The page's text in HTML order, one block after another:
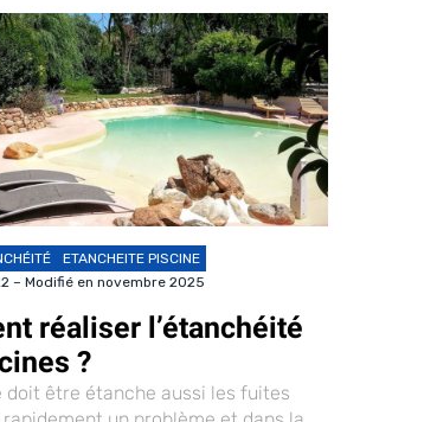
ETANCHEITE PISCINE
– Modifié en novembre 2025
réaliser l’étanchéité
?
doit être étanche aussi les fuites